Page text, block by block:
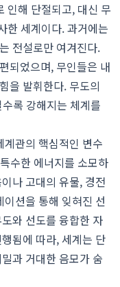
인해 단절되고, 대신 무
한 세계이다. 과거에는
전설로만 여겨진다.
되었으며, 무인들은 내
을 발휘한다. 무도의
록 강해지는 체계를
관의 핵심적인 변수
수한 에너지를 소모하
나 고대의 유물, 경전
션을 통해 잊혀진 선
와 선도를 융합한 자
됨에 따라, 세계는 단
과 거대한 음모가 숨